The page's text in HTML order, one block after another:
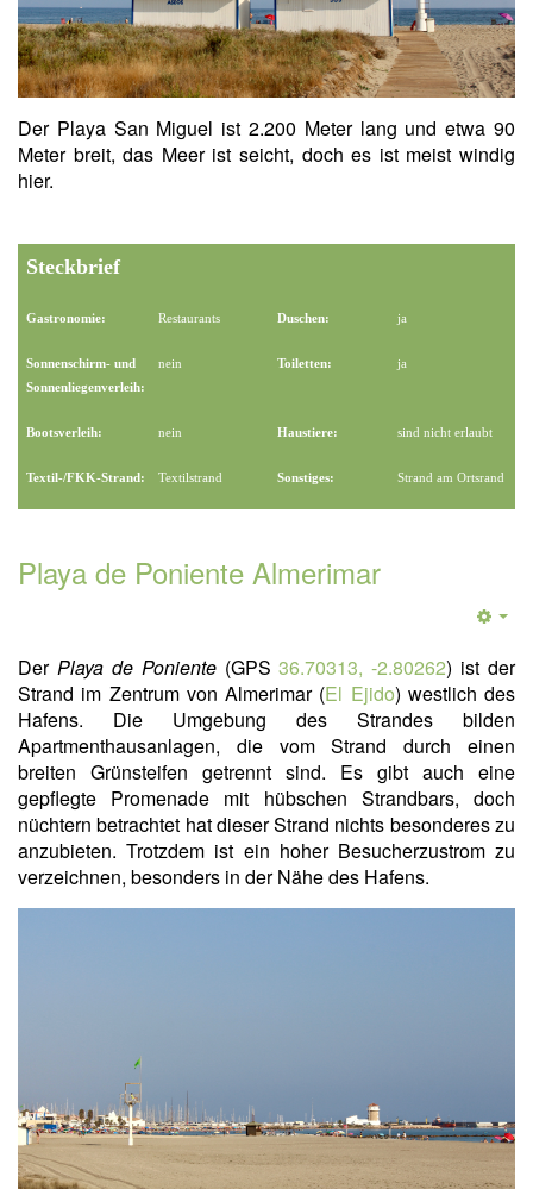
Der Playa San Miguel ist 2.200 Meter lang und etwa 90
Meter breit, das Meer ist seicht, doch es ist meist windig
hier.
Steckbrief
Gastronomie: Restaurants Duschen: ja
Sonnenschirm- und
Sonnenliegenverleih:
nein Toiletten: ja
Bootsverleih: nein Haustiere: sind nicht erlaubt
Textil-/FKK-Strand: Textilstrand Sonstiges: Strand am Ortsrand
Playa de Poniente Almerimar
Der Playa de Poniente (GPS36.70313, -2.80262) ist der
Strand im Zentrum von Almerimar (El Ejido) westlich des
Hafens. Die Umgebung des Strandes bilden
Apartmenthausanlagen, die vom Strand durch einen
breiten Grünsteifen getrennt sind. Es gibt auch eine
gepflegte Promenade mit hübschen Strandbars, doch
nüchtern betrachtet hat dieser Strand nichts besonderes zu
anzubieten. Trotzdem ist ein hoher Besucherzustrom zu
verzeichnen, besonders in der Nähe des Hafens.